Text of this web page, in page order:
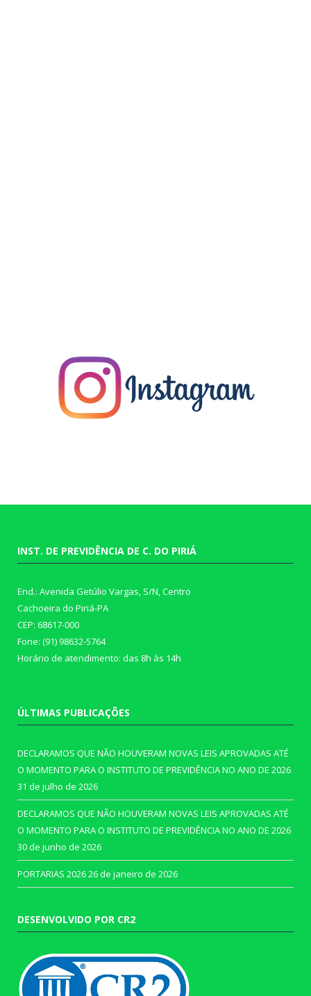
INST. DE PREVIDÊNCIA DE C. DO PIRIÁ
End.: Avenida Getúlio Vargas, S/N, Centro
Cachoeira do Piriá-PA
CEP: 68617-000
Fone: (91) 98632-5764
Horário de atendimento: das 8h às 14h
ÚLTIMAS PUBLICAÇÕES
DECLARAMOS QUE NÃO HOUVERAM NOVAS LEIS APROVADAS ATÉ
O MOMENTO PARA O INSTITUTO DE PREVIDÊNCIA NO ANO DE 2026
31 de julho de 2026
DECLARAMOS QUE NÃO HOUVERAM NOVAS LEIS APROVADAS ATÉ
O MOMENTO PARA O INSTITUTO DE PREVIDÊNCIA NO ANO DE 2026
30 de junho de 2026
PORTARIAS 202626 de janeiro de 2026
DESENVOLVIDO POR CR2